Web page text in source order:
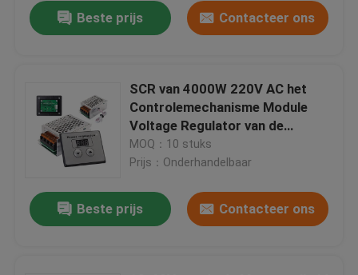
bluetooth audiomodule
Huisversterker
autospeler
LED-tv-onderdelen
Beste prijs Contacteer ons
SCR van 4000W 220V AC het
Controlemechanisme Module
Voltage Regulator van de
Motorsnelheid
MOQ：10 stuks
Prijs：Onderhandelbaar
Beste prijs Contacteer ons